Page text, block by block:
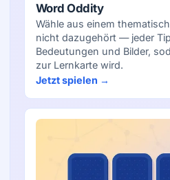
Word Oddity
Wähle aus einem
nicht dazugehört — jeder
Bedeutungen und Bilder,
zur Lernkarte wird.
Jetzt spielen →